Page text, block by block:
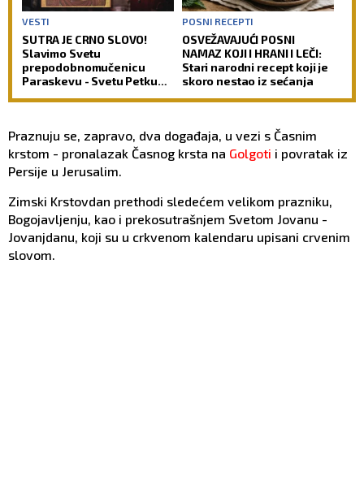
VESTI
SUTRA JE CRNO SLOVO!
Slavimo Svetu
prepodobnomučenicu
Paraskevu - Svetu Petku
POSNI RECEPTI
OSVEŽAVAJUĆI POSNI
NAMAZ KOJI I HRANI I LEČI:
Stari narodni recept koji je
skoro nestao iz sećanja
Praznuju se, zapravo, dva događaja, u vezi s Časnim
krstom - pronalazak Časnog krsta na Golgoti i povratak iz
Persije u Jerusalim.
Zimski Krstovdan prethodi sledećem velikom prazniku,
Bogojavljenju, kao i prekosutrašnjem Svetom Jovanu -
Jovanjdanu, koji su u crkvenom kalendaru upisani crvenim
slovom.